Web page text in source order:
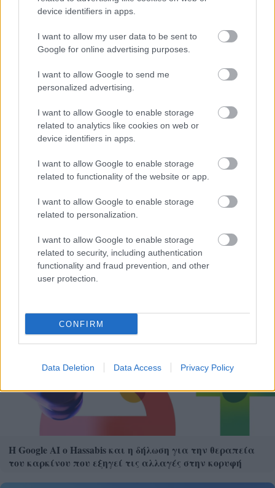
device identifiers in apps.
I want to allow my user data to be sent to
Google for online advertising purposes.
I want to allow Google to send me
personalized advertising.
I want to allow Google to enable storage
related to analytics like cookies on web or
device identifiers in apps.
I want to allow Google to enable storage
related to functionality of the website or app.
I want to allow Google to enable storage
related to personalization.
I want to allow Google to enable storage
related to security, including authentication
functionality and fraud prevention, and other
user protection.
CONFIRM
Data Deletion Data Access Privacy Policy
Η εορτή της Μεταμόρφωσης στον Ψαθόπυργο ΦΩΤΟ
Δεν ανοίγει η μπάρα στα διόδια με το e-pass ενώ έχει
χρήματα «μέσα»;
Η Google ΑΙ ο Hassabis και η δήλωση για την θεραπεία
του καρκίνου που εξηγεί τις αλλαγές στην κορυφή